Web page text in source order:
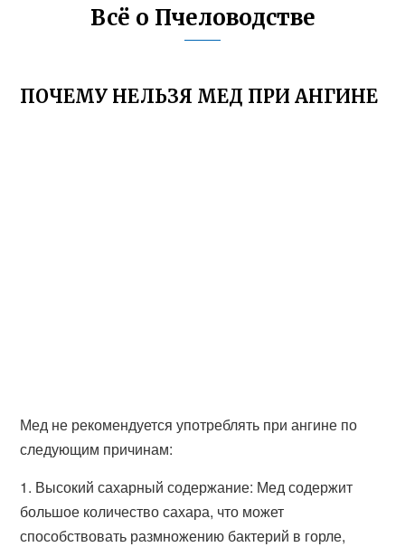
Всё о Пчеловодстве
ПОЧЕМУ НЕЛЬЗЯ МЕД ПРИ АНГИНЕ
Мед не рекомендуется употреблять при ангине по
следующим причинам:
1. Высокий сахарный содержание: Мед содержит
большое количество сахара, что может
способствовать размножению бактерий в горле,